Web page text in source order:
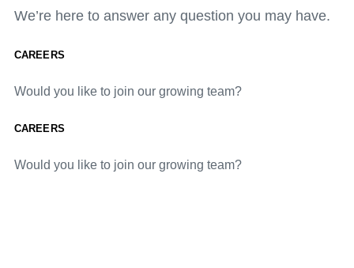
We’re here to answer any question you may have.
CAREERS
Would you like to join our growing team?
CAREERS
Would you like to join our growing team?